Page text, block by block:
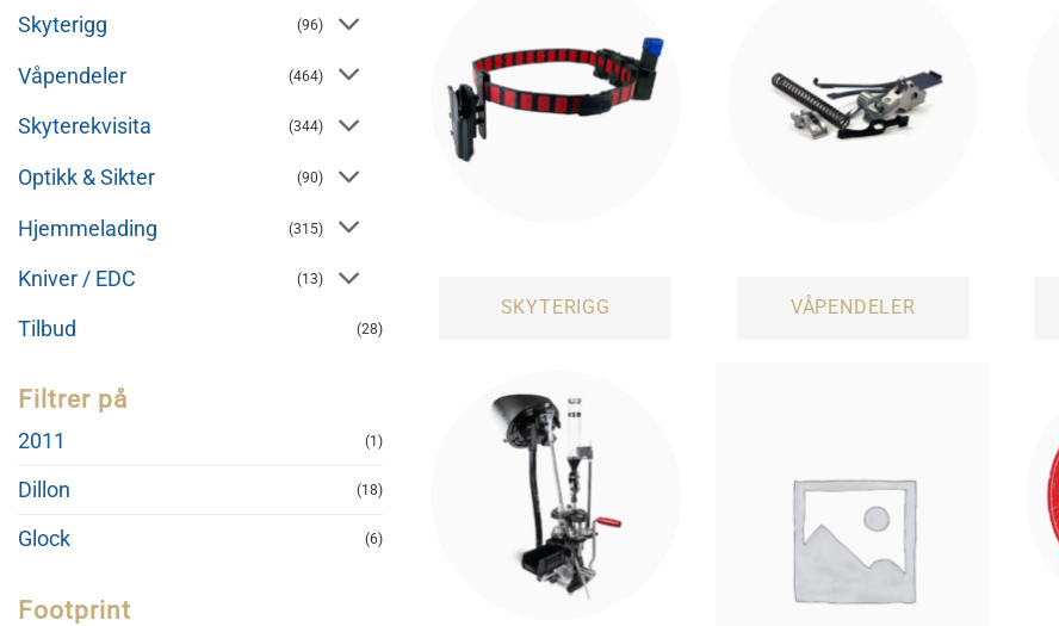
Skyterigg (96)
Våpendeler (464)
Skyterekvisita (344)
Optikk & Sikter (90)
Hjemmelading (315)
Kniver / EDC (13)
Tilbud (28)
Filtrer på
2011 (1)
Dillon (18)
Glock (6)
Footprint
SKYTERIGG VÅPENDELER